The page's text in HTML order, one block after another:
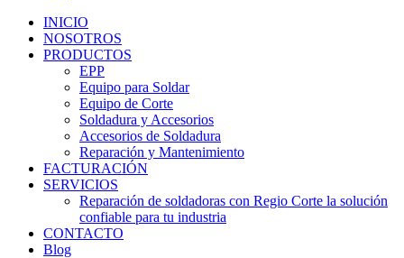
INICIO
NOSOTROS
PRODUCTOS
EPP
Equipo para Soldar
Equipo de Corte
Soldadura y Accesorios
Accesorios de Soldadura
Reparación y Mantenimiento
FACTURACIÓN
SERVICIOS
Reparación de soldadoras con Regio Corte la solución
confiable para tu industria
CONTACTO
Blog